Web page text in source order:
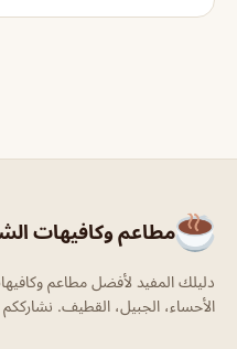
مطاعم وكافيهات
دليلك المفيد لأفضل مطاعم
الأحساء، الجبيل، القطيف.